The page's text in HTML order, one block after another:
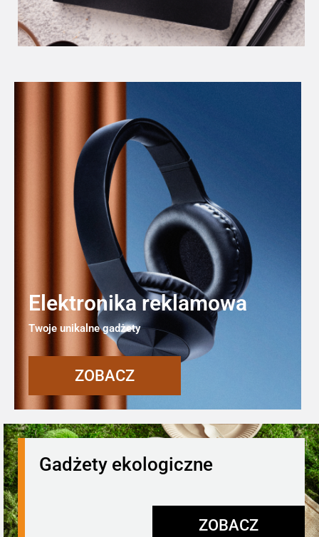
Elektronika reklamowa
Twoje unikalne gadżety
ZOBACZ
Gadżety ekologiczne
ZOBACZ